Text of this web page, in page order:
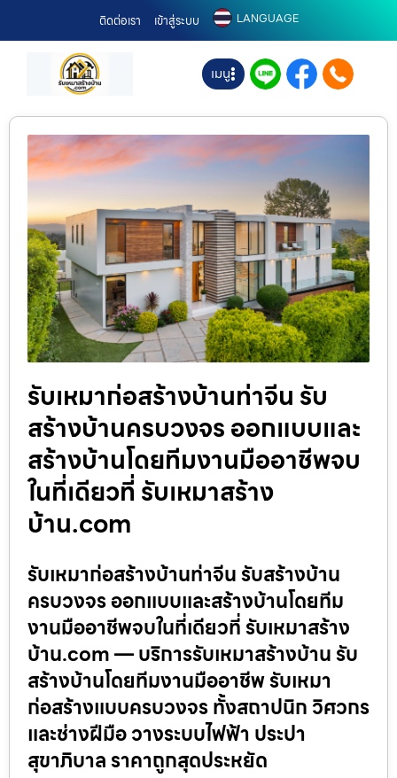
ติดต่อเรา เข้าสู่ระบบ LANGUAGE
เมนู
รับเหมาก่อสร้างบ้านท่าจีน รับ
สร้างบ้านครบวงจร ออกแบบและ
สร้างบ้านโดยทีมงานมืออาชีพจบ
ในที่เดียวที่ รับเหมาสร้าง
บ้าน.com
รับเหมาก่อสร้างบ้านท่าจีน รับสร้างบ้าน
ครบวงจร ออกแบบและสร้างบ้านโดยทีม
งานมืออาชีพจบในที่เดียวที่ รับเหมาสร้าง
บ้าน.com — บริการรับเหมาสร้างบ้าน รับ
สร้างบ้านโดยทีมงานมืออาชีพ รับเหมา
ก่อสร้างแบบครบวงจร ทั้งสถาปนิก วิศวกร
และช่างฝีมือ วางระบบไฟฟ้า ประปา
สุขาภิบาล ราคาถูกสุดประหยัด